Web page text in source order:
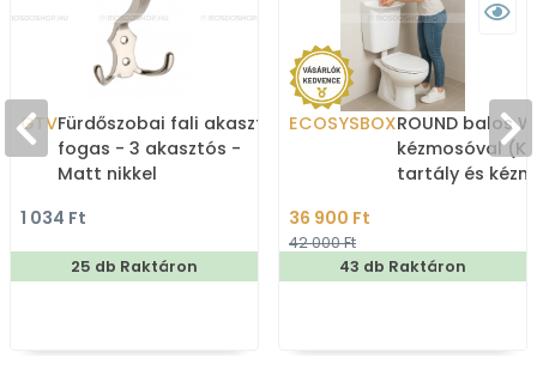
GTVFürdőszobai fali akasztó,
fogas - 3 akasztós -
Matt nikkel
1 034 Ft
25 db Raktáron
ECOSYSBOXROUND balos
kézmosóval
tartály és
36 900 Ft
42 000 Ft
43 db Raktáron